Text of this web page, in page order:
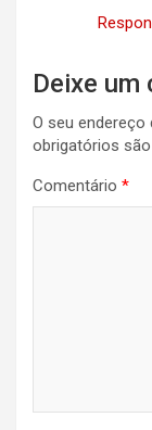
Deixe um
O seu endereço
obrigatórios
Comentário *